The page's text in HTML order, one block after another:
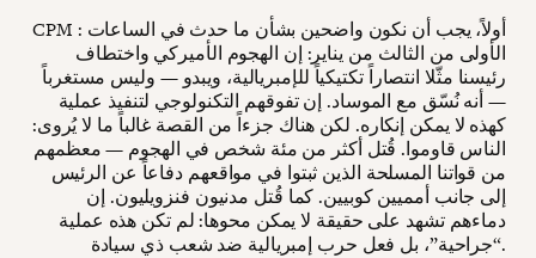
CPM : أولاً، يجب أن نكون واضحين بشأن ما حدث في الساعات
الأولى من الثالث من يناير: إن الهجوم الأميركي واختطاف
رئيسنا مثّلا انتصاراً تكتيكياً للإمبريالية، ويبدو — وليس مستغرباً
— أنه نُسّق مع الموساد. إن تفوقهم التكنولوجي لتنفيذ عملية
كهذه لا يمكن إنكاره. لكن هناك جزءاً من القصة غالباً ما لا يُروى:
الناس قاوموا. قُتل أكثر من مئة شخص في الهجوم — معظمهم
من قواتنا المسلحة الذين ثبتوا في مواقعهم دفاعاً عن الرئيس
إلى جانب أمميين كوبيين. كما قُتل مدنيون فنزويليون. إن
دماءهم تشهد على حقيقة لا يمكن محوها: لم تكن هذه عملية
“جراحية”، بل فعل حرب إمبريالية ضد شعب ذي سيادة.